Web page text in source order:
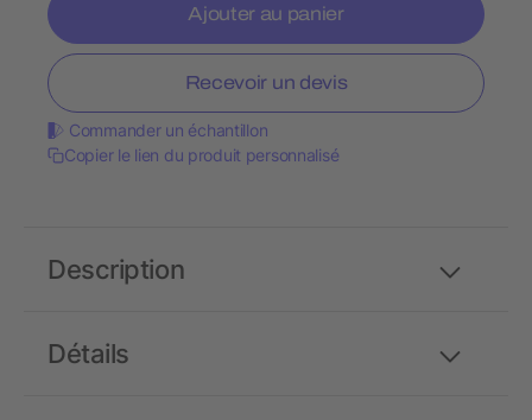
Ajouter au panier
Recevoir un devis
Commander un échantillon
Copier le lien du produit personnalisé
Détails
Description